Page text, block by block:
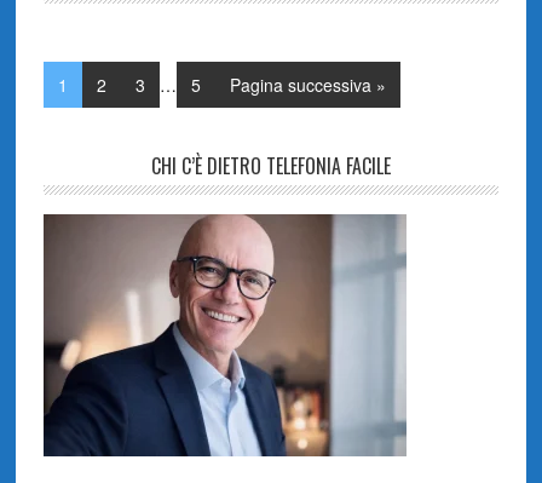
1 2 3 … 5 Pagina successiva »
CHI C’È DIETRO TELEFONIA FACILE